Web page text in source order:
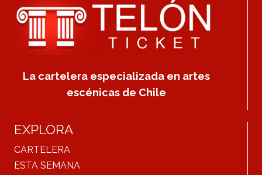
La cartelera especializada en artes
escénicas de Chile
EXPLORA
CARTELERA
ESTA SEMANA